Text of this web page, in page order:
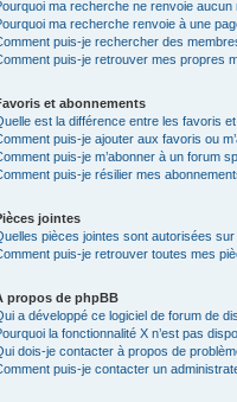
ma recherche ne renvoie aucun
ma recherche renvoie à une
puis-je rechercher des
puis-je retrouver mes propres
et abonnements
est la différence entre les favoris
puis-je ajouter aux favoris ou
puis-je m’abonner à un forum
puis-je résilier mes
jointes
pièces jointes sont autorisées
puis-je retrouver toutes mes
propos de phpBB
a développé ce logiciel de forum de
la fonctionnalité X n’est pas
dois-je contacter à propos de
puis-je contacter un